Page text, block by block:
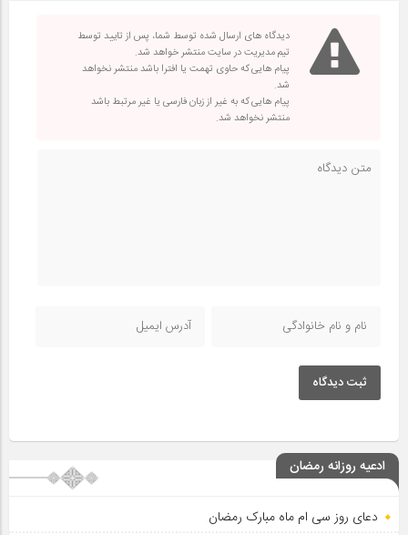
دیدگاه های ارسال شده توسط شما، پس از تایید توسط
تیم مدیریت در سایت منتشر خواهد شد.
پیام هایی که حاوی تهمت یا افترا باشد منتشر نخواهد
شد.
پیام هایی که به غیر از زبان فارسی یا غیر مرتبط باشد
منتشر نخواهد شد.
ثبت دیدگاه
ادعیه روزانه رمضان
دعای روز سی ام ماه مبارک رمضان